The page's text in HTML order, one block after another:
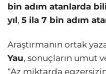
bin adım atanlarda
yıl, 5 ila 7 bin adım
Araştırmanın ortak
Yau, sonuçların umut
“Az miktarda